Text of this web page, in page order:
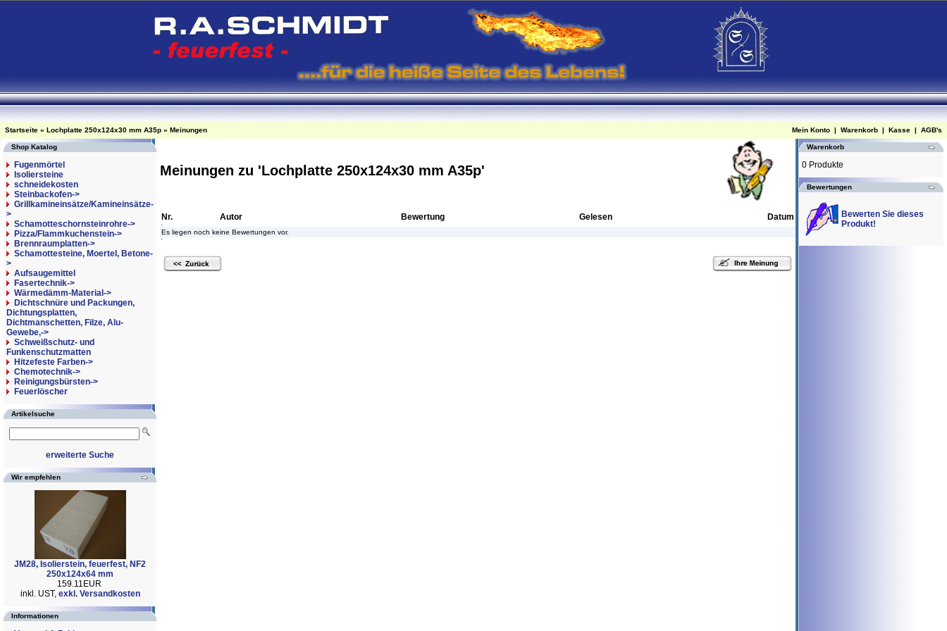
Startseite » Lochplatte 250x124x30 mm A35p » Meinungen Mein Konto | Warenkorb | Kasse | AGB's
Shop Katalog
Fugenmörtel
Isoliersteine
schneidekosten
Steinbackofen->
Grillkamineinsätze/Kamineinsätze-
>
Schamotteschornsteinrohre->
Pizza/Flammkuchenstein->
Brennraumplatten->
Schamottesteine, Moertel, Betone-
>
Aufsaugemittel
Fasertechnik->
Wärmedämm-Material->
Dichtschnüre und Packungen,
Dichtungsplatten,
Dichtmanschetten, Filze, Alu-
Gewebe,->
Schweißschutz- und
Funkenschutzmatten
Hitzefeste Farben->
Chemotechnik->
Reinigungsbürsten->
Feuerlöscher
Artikelsuche
erweiterte Suche
Wir empfehlen
JM28, Isolierstein, feuerfest, NF2
250x124x64 mm
159.11EUR
inkl. UST, exkl. Versandkosten
Informationen
Meinungen zu 'Lochplatte 250x124x30 mm A35p'
Nr. Autor Bewertung Gelesen Datum
Es liegen noch keine Bewertungen vor.
Warenkorb
0 Produkte
Bewertungen
Bewerten Sie dieses
Produkt!